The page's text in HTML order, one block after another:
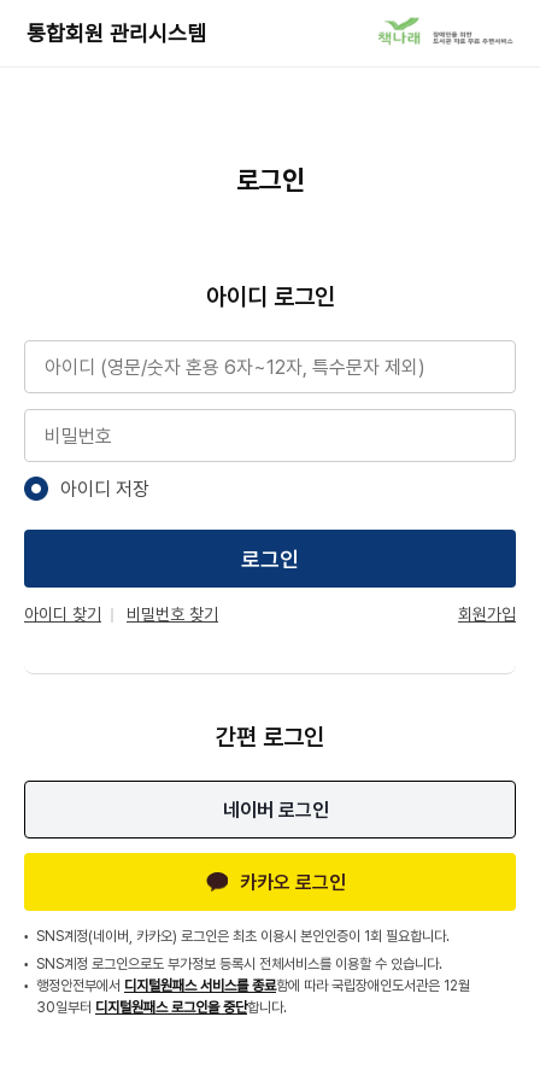
통합회원 관리시스템
책
나
로그인
아이디 로그인
아이디
비밀번호
아이디 저장
로그인
아이디 찾기 비밀번호 찾기 회원가입
간편 로그인
네이버 로그인
카카오 로그인
SNS계정(네이버, 카카오) 로그인은 최초 이용시 본인인증이 1회 필요합니다.
SNS계정 로그인으로도 부가정보 등록시 전체서비스를 이용할 수 있습니다.
행정안전부에서 디지털원패스 서비스를 종료함에 따라 국립장애인도서관은 12월
30일부터 디지털원패스 로그인을 중단합니다.